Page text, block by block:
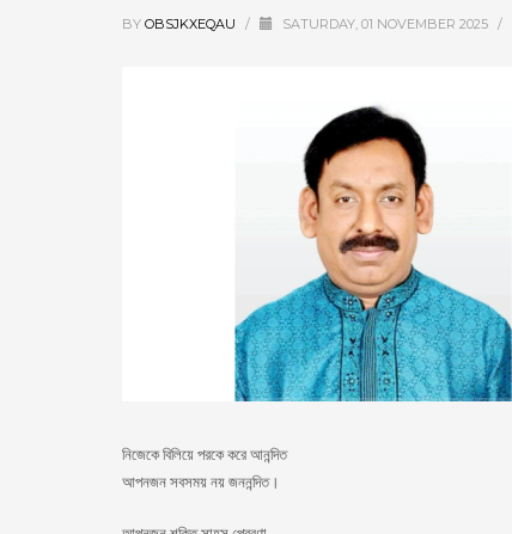
BY OBSJKXEQAU / SATURDAY, 01 NOVEMBER 2025 /
নিজেকে বিলিয়ে পরকে করে আনন্দিত
আপনজন সবসময় নয় জননন্দিত।